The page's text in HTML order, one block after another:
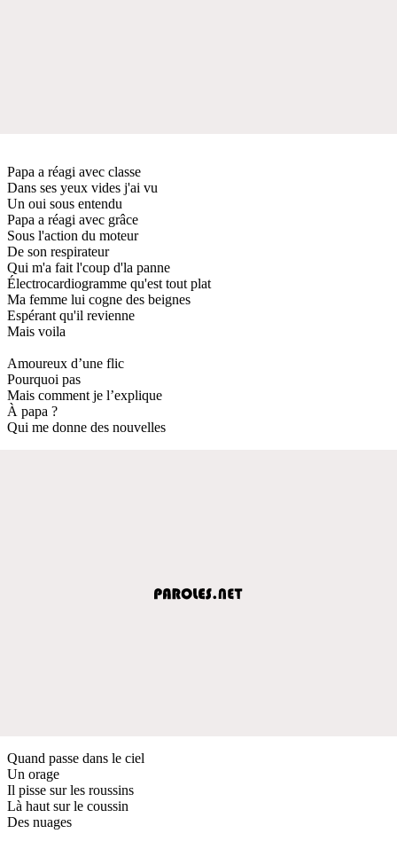
Papa a réagi avec classe
Dans ses yeux vides j'ai vu
Un oui sous entendu
Papa a réagi avec grâce
Sous l'action du moteur
De son respirateur
Qui m'a fait l'coup d'la panne
Électrocardiogramme qu'est tout plat
Ma femme lui cogne des beignes
Espérant qu'il revienne
Mais voila
Amoureux d’une flic
Pourquoi pas
Mais comment je l’explique
À papa ?
Qui me donne des nouvelles
Quand passe dans le ciel
Un orage
Il pisse sur les roussins
Là haut sur le coussin
Des nuages